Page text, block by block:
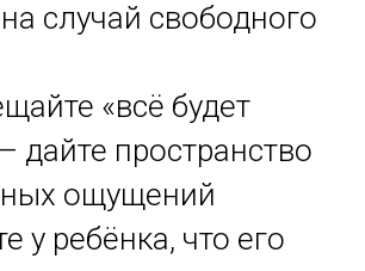
случай свободного
«всё будет
дайте пространство
ощущений
у ребёнка, что его